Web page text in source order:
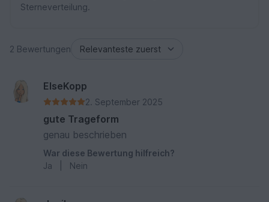
Sterneverteilung.
2 Bewertungen
ElseKopp
2. September 2025
gute Trageform
genau beschrieben
War diese Bewertung hilfreich?
Ja
Nein